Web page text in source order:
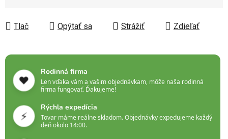
Tlač
Opýtať sa Strážiť Zdieľať
❤️
Rodinná firma
Len vďaka vám a vašim objednávkam, môže naša rodinná
firma fungovať. Ďakujeme!
⚡
Rýchla expedícia
Tovar máme reálne skladom. Objednávky expedujeme každý
deň okolo 14:00.